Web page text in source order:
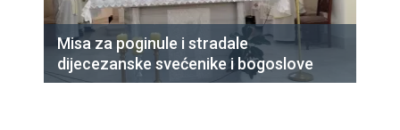
Misa za poginule i stradale
dijecezanske svećenike i bogoslove